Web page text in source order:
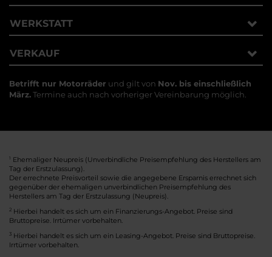
WERKSTATT
VERKAUF
Betrifft nur Motorräder und gilt von Nov. bis einschließlich
März.Termine auch nach vorheriger Vereinbarung möglich.
1 Ehemaliger Neupreis (Unverbindliche Preisempfehlung des Herstellers am
Tag der Erstzulassung).
Der errechnete Preisvorteil sowie die angegebene Ersparnis errechnet sich
gegenüber der ehemaligen unverbindlichen Preisempfehlung des
Herstellers am Tag der Erstzulassung (Neupreis).
2 Hierbei handelt es sich um ein Finanzierungs-Angebot. Preise sind
Bruttopreise. Irrtümer vorbehalten.
3 Hierbei handelt es sich um ein Leasing-Angebot. Preise sind Bruttopreise.
Irrtümer vorbehalten.